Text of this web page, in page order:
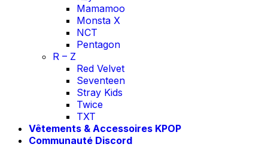
Mamamoo
Monsta X
NCT
Pentagon
R – Z
Red Velvet
Seventeen
Stray Kids
Twice
TXT
Vêtements & Accessoires KPOP
Communauté Discord